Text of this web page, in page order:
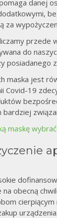
danej
za
przede
do
posiadanego
maska jest
Covid-19
bardziej
maskę
obecną
cierpiącym
urządzenia.